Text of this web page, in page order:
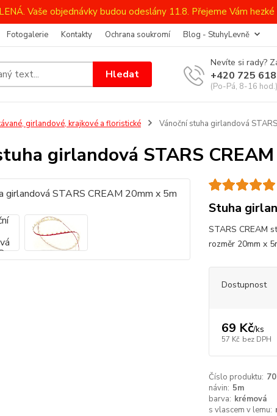
Vaše objednávky budou odeslány 11.8. Přejeme Vám
Fotogalerie Kontakty Ochrana soukromí Blog - StuhyLevně
Hledat
Nevíte si rady?
+420 725
(Po-Pá, 8-16 hod.)
girlandové, krajkové a floristické Vánoční stuha girlandová
girlandová STARS
Stuha
STARS CREAM
rozměr 20mm x
Dostupnost
69 Kč/ks
57 Kč bez DPH
Číslo produktu:
návin: 5m
barva: krémová
s vlascem v lemu: